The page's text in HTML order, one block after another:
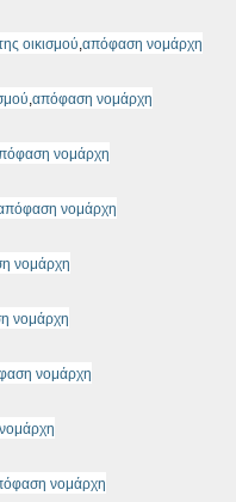
οικισμού,απόφαση νομάρχη
,απόφαση νομάρχη
νομάρχη
νομάρχη
νομάρχη
νομάρχη
νομάρχη
νομάρχη